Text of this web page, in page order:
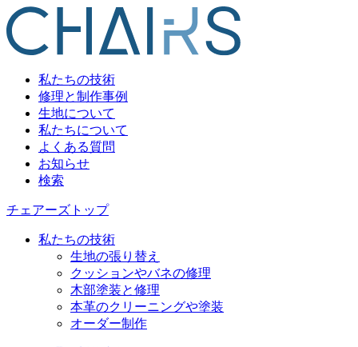
私たちの技術
修理と制作事例
生地について
私たちについて
よくある質問
お知らせ
検索
チェアーズトップ
私たちの技術
生地の張り替え
クッションやバネの修理
木部塗装と修理
本革のクリーニングや塗装
オーダー制作